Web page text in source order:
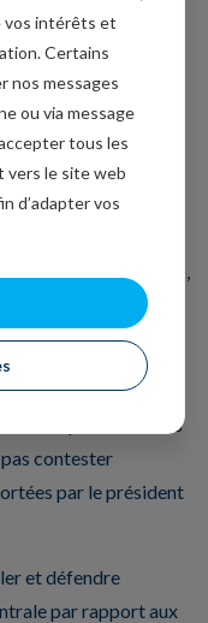
concernant les tarifs
camouflet pour
contredit en
de la FED,
Roberts, Trump «
droit par la loi. Sans
contester
par le président
et défendre
par rapport aux
vos intérêts et
Certains
nos messages
ou via message
tous les
vers le site web
d’adapter vos